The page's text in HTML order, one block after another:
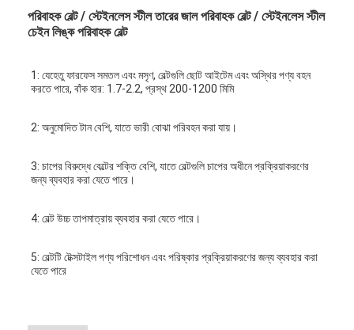
পরিবাহক বেল্ট / স্টেইনলেস স্টীল তারের জাল পরিবাহক বেল্ট / স্টেইনলেস স্টীল
চেইন লিঙ্ক পরিবাহক বেল্ট
1: যেহেতু ফারফেস সমতল এবং মসৃণ, বেল্টগুলি ছোট আইটেম এবং অস্থির পণ্য বহন
করতে পারে, বাঁক হার: 1.7-2.2, প্রস্থ 200-1200 মিমি
2: অনুমোদিত টান বেশি, যাতে ভারী বোঝা পরিবহন করা যায়।
3: চাপের বিরুদ্ধে বেল্টের শক্তি বেশি, যাতে বেল্টগুলি চাপের অধীনে প্রক্রিয়াকরণের
জন্য ব্যবহার করা যেতে পারে।
4: বেল্ট উচ্চ তাপমাত্রায় ব্যবহার করা যেতে পারে।
5: বেল্টটি টেক্সটাইল পণ্য পরিশোধন এবং পরিষ্কার প্রক্রিয়াকরণের জন্য ব্যবহার করা
যেতে পারে